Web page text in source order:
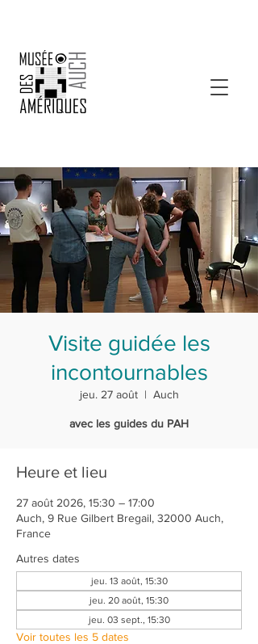
Visite guidée les
incontournables
jeu. 27 août
  |
Auch
avec les guides du PAH
Heure et lieu
27 août 2026, 15:30 – 17:00
Auch, 9 Rue Gilbert Bregail, 32000 Auch,
France
Autres dates
jeu. 13 août, 15:30
jeu. 20 août, 15:30
jeu. 03 sept., 15:30
Voir toutes les 5 dates